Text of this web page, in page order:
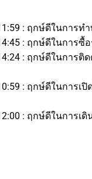
: ฤกษ์ดีในการ
: ฤกษ์ดีในการซื้
: ฤกษ์ดีในการติด
: ฤกษ์ดีในการเปิ
: ฤกษ์ดีในการเ